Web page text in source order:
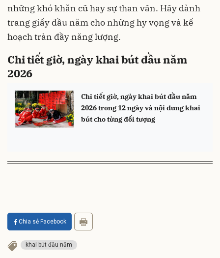
những khó khăn cũ hay sự than vãn. Hãy dành
trang giấy đầu năm cho những hy vọng và kế
hoạch tràn đầy năng lượng.
Chi tiết giờ, ngày khai bút đầu năm
2026
Chi tiết giờ, ngày khai bút đầu năm
2026 trong 12 ngày và nội dung khai
bút cho từng đối tượng
Chia sẻ Facebook
khai bút đầu năm